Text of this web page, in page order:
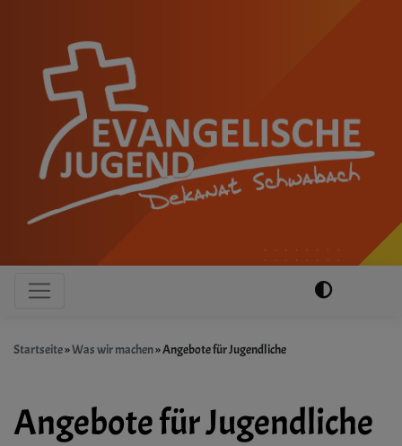
Hauptnavigation
Startseite Was wir machen Angebote für Jugendliche
Angebote für Jugendliche